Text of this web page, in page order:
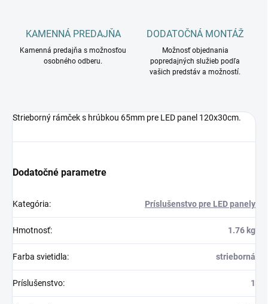
KAMENNÁ PREDAJŇA
Kamenná predajňa s možnosťou
osobného odberu.
DODATOČNÁ MONTÁŽ
Možnosť objednania
popredajných služieb podľa
vašich predstáv a možností.
Strieborný rámček s hrúbkou 65mm pre LED panel 120x30cm.
Dodatočné parametre
Kategória: Príslušenstvo pre LED panely
Hmotnosť: 1.76 kg
Farba svietidla: strieborná
Príslušenstvo: 1